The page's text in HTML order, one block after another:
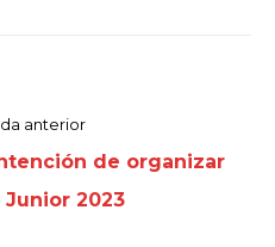
anterior
de organizar
Junior 2023